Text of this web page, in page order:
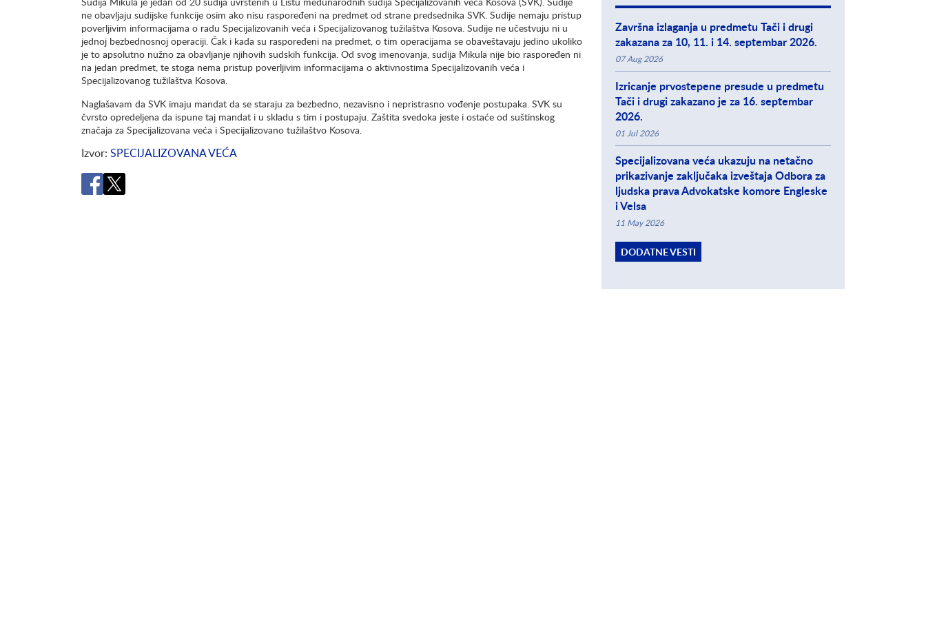
ne obavljaju sudijske funkcije osim ako nisu raspoređeni na predmet od strane predsednika SVK. Sudije nemaju pristup
poverljivim informacijama o radu Specijalizovanih veća i Specijalizovanog tužilaštva Kosova. Sudije ne učestvuju ni u
jednoj bezbednosnoj operaciji. Čak i kada su raspoređeni na predmet, o tim operacijama se obaveštavaju jedino ukoliko
je to apsolutno nužno za obavljanje njihovih sudskih funkcija. Od svog imenovanja, sudija Mikula nije bio raspoređen ni
na jedan predmet, te stoga nema pristup poverljivim informacijama o aktivnostima Specijalizovanih veća i
Specijalizovanog tužilaštva Kosova.
Naglašavam da SVK imaju mandat da se staraju za bezbedno, nezavisno i nepristrasno vođenje postupaka. SVK su
čvrsto opredeljena da ispune taj mandat i u skladu s tim i postupaju. Zaštita svedoka jeste i ostaće od suštinskog
značaja za Specijalizovana veća i Specijalizovano tužilaštvo Kosova.
Izvor SPECIJALIZOVANA VEĆA
Završna izlaganja u predmetu Tači i drugi
zakazana za 10, 11. i 14. septembar 2026.
07 Aug 2026
Izricanje prvostepene presude u predmetu
Tači i drugi zakazano je za 16. septembar
2026.
01 Jul 2026
Specijalizovana veća ukazuju na netačno
prikazivanje zaključaka izveštaja Odbora za
ljudska prava Advokatske komore Engleske
i Velsa
11 May 2026
DODATNE VESTI